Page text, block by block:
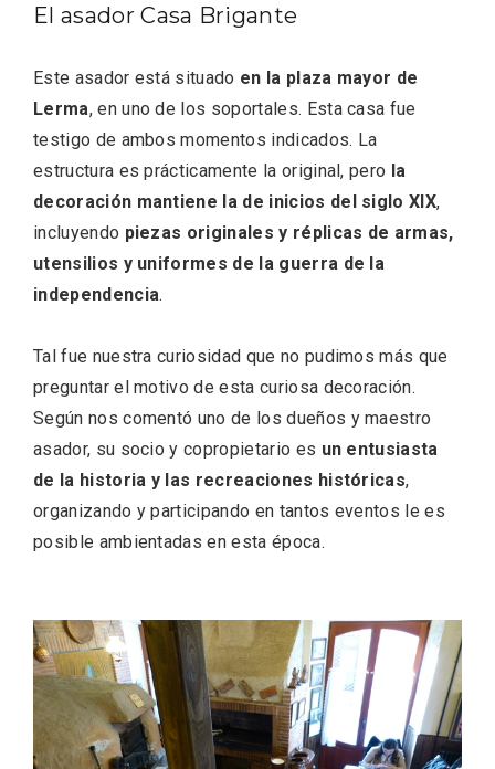
El asador Casa Brigante
Este asador está situado en la plaza mayor de
Lerma, en uno de los soportales. Esta casa fue
testigo de ambos momentos indicados. La
estructura es prácticamente la original, pero la
decoración mantiene la de inicios del siglo XIX,
incluyendo piezas originales y réplicas de armas,
utensilios y uniformes de la guerra de la
independencia.
Tal fue nuestra curiosidad que no pudimos más que
preguntar el motivo de esta curiosa decoración.
Según nos comentó uno de los dueños y maestro
asador, su socio y copropietario es un entusiasta
de la historia y las recreaciones históricas,
organizando y participando en tantos eventos le es
posible ambientadas en esta época.
El Espinar, un pueblo oculto de la Sierra
de Guadarrama en su vertiente
segoviana
Recorre los fiordos leoneses en Riaño